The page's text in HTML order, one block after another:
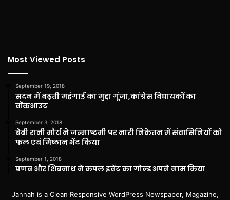
Most Viewed Posts
September 19, 2018
सदन में बढ़ती महंगाई का मुद्दा गूंजा,कांग्रेस विधायकों का
वॉकआउट
September 3, 2018
बेबी रानी मौर्य ने जन्माष्टमी पर नारी निकेतन में संवासिनियों को
फल एवं मिष्ठान भेंट किया
September 1, 2018
प्रणब और शिबनाथ ने कपल इवेंट का गोल्ड अपने नाम किया
Jannah is a Clean Responsive WordPress Newspaper, Magazine,